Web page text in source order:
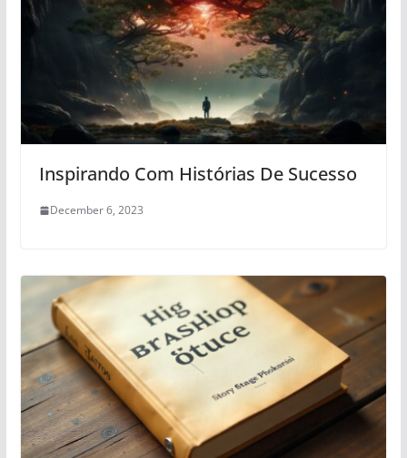
Inspirando Com Histórias De Sucesso
December 6, 2023